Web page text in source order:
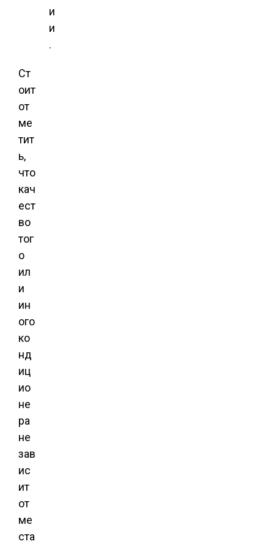
и
и
.
Ст
оит
от
ме
тит
ь,
что
кач
ест
во
тог
о
ил
и
ин
ого
ко
нд
иц
ио
не
ра
не
зав
ис
ит
от
ме
ста